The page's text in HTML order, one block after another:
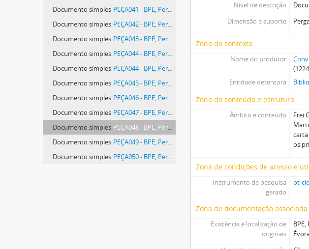
Documento simples PEÇA041 - BPE, Pergaminhos Avulsos, pasta 02 SF (Convento de São Francisco de Évora), peça 041
Documento simples PEÇA042 - BPE, Pergaminhos Avulsos, pasta 02 SF (Convento de São Francisco de Évora), peça 042
Documento simples PEÇA043 - BPE, Pergaminhos Avulsos, pasta 02 SF (Convento de São Francisco de Évora), peça 043
Documento simples PEÇA044 - BPE, Pergaminhos Avulsos, pasta 02 SF (Convento de São Francisco de Évora), peça 044
Documento simples PEÇA044 - BPE, Pergaminhos Avulsos, pasta 02 SF (Convento de São Francisco de Évora), peça 044
Documento simples PEÇA045 - BPE, Pergaminhos Avulsos, pasta 02 SF (Convento de São Francisco de Évora), peça 045
Documento simples PEÇA046 - BPE, Pergaminhos Avulsos, pasta 02 SF (Convento de São Francisco de Évora), peça 046
Documento simples PEÇA047 - BPE, Pergaminhos Avulsos, pasta 02 SF (Convento de São Francisco de Évora), peça 047
Documento simples PEÇA048 - BPE, Pergaminhos Avulsos, pasta 02 SF (Convento de São Francisco de Évora), peça 048
Documento simples PEÇA049 - BPE, Pergaminhos Avulsos, pasta 02 SF (Convento de São Francisco de Évora), peça 049
Documento simples PEÇA050 - BPE, Pergaminhos Avulsos, pasta 02 SF (Convento de São Francisco de Évora), peça 050
Nível de descrição
Dimensão e suporte
Zona do contexto
Nome do produtor
Entidade detentora
Zona do conteúdo e estrutura
Âmbito e conteúdo
Frei
os
Zona de condições de acesso e
Instrumento de pesquisa
gerado
pt-
Zona de documentação associada
Existência e localização de
originais